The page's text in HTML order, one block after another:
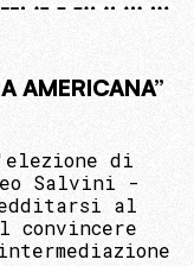
AMERICANA”
di
Salvini -
al